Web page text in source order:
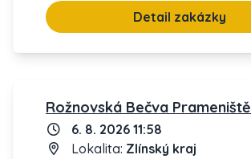
Detail zakázky
Rožnovská Bečva Prameniště
6. 8. 2026 11:58
Lokalita: Zlínský kraj